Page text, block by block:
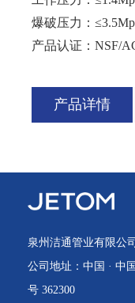
爆破压力：
产品认证：NSF/
产品详情
泉州洁通管业有限公司
公司地址：中国 · 中
号 362300